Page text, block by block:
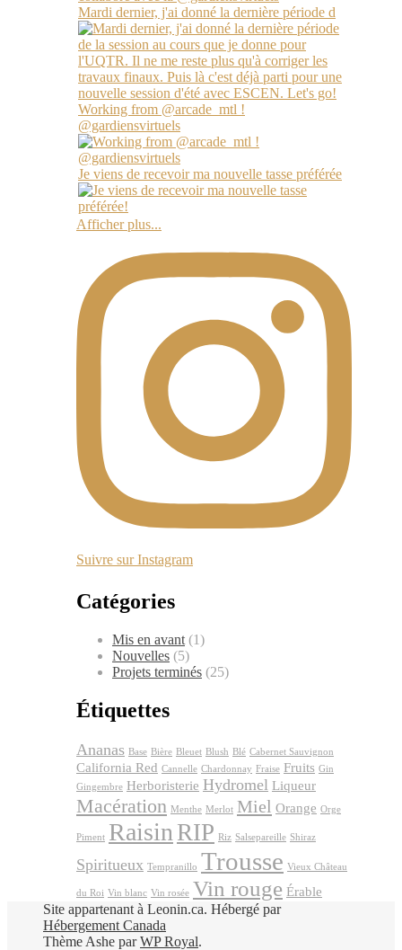
Mardi dernier, j'ai donné la dernière période d
Working from @arcade_mtl !
@gardiensvirtuels
Je viens de recevoir ma nouvelle tasse préférée
Afficher plus...
Suivre sur Instagram
Catégories
Mis en avant (1)
Nouvelles (5)
Projets terminés (25)
Étiquettes
Ananas Base Bière Bleuet Blush Blé Cabernet Sauvignon
California Red Cannelle Chardonnay Fraise Fruits Gin
Gingembre Herboristerie Hydromel Liqueur
Macération Menthe Merlot Miel Orange Orge
Piment Raisin RIP Riz Salsepareille Shiraz
Spiritueux Tempranillo Trousse Vieux Château
du Roi Vin blanc Vin rosée Vin rouge Érable
Site appartenant à Leonin.ca. Hébergé par
Hébergement Canada
Thème Ashe parWP Royal.